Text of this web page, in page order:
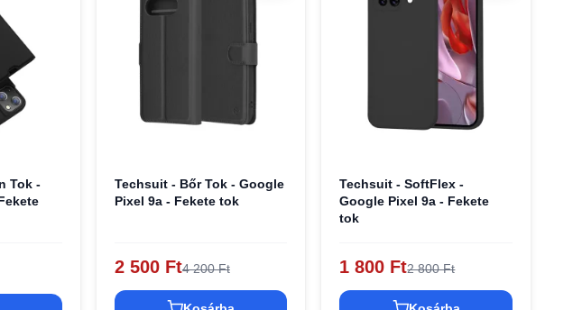
Tok -
Techsuit - Bőr Tok - Google
Pixel 9a - Fekete tok
2 500 Ft4 200 Ft
Techsuit - SoftFlex -
Google Pixel 9a - Fekete
tok
1 800 Ft2 800 Ft